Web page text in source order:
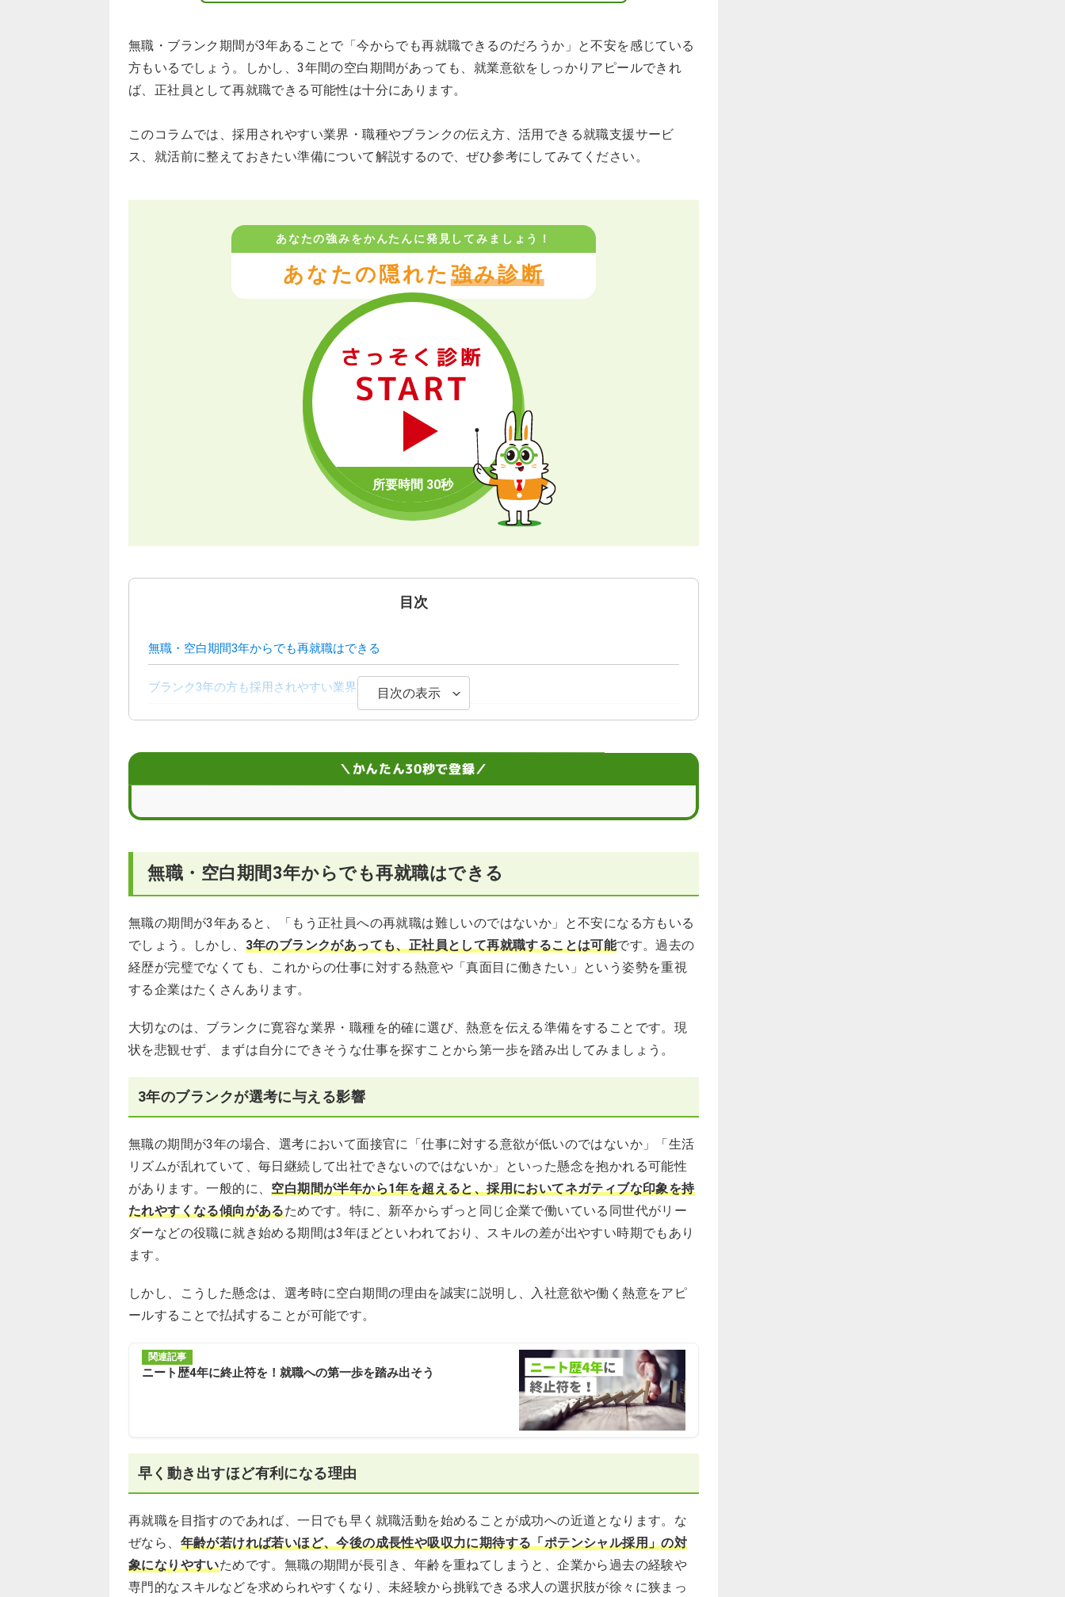
無職・ブランク期間が3年あることで「今からでも再就職できるのだろうか」と不安を感じている
方もいるでしょう。しかし、3年間の空白期間があっても、就業意欲をしっかりアピールできれ
ば、正社員として再就職できる可能性は十分にあります。
このコラムでは、採用されやすい業界・職種やブランクの伝え方、活用できる就職支援サービ
ス、就活前に整えておきたい準備について解説するので、ぜひ参考にしてみてください。
あなたの強みをかんたんに発見してみましょう！
あなたの隠れた強み診断
さっそく診断
START
目次
無職・空白期間3年からでも再就職はできる
ブランク3年の方も採用されやすい業界・職種
無職・ブランク歴3年からの再就職に関するよくある質問
目次の表示
＼かんたん30秒で登録／
無職・空白期間3年からでも再就職はできる
無職の期間が3年あると、「もう正社員への再就職は難しいのではないか」と不安になる方もいる
でしょう。しかし、 3年のブランクがあっても、正社員として再就職することは可能です。過去の
経歴が完璧でなくても、これからの仕事に対する熱意や「真面目に働きたい」という姿勢を重視
する企業はたくさんあります。
大切なのは、ブランクに寛容な業界・職種を的確に選び、熱意を伝える準備をすることです。現
状を悲観せず、まずは自分にできそうな仕事を探すことから第一歩を踏み出してみましょう。
3年のブランクが選考に与える影響
無職の期間が3年の場合、選考において面接官に「仕事に対する意欲が低いのではないか」「生活
リズムが乱れていて、毎日継続して出社できないのではないか」といった懸念を抱かれる可能性
があります。一般的に、空白期間が半年から1年を超えると、採用においてネガティブな印象を持
たれやすくなる傾向があるためです。特に、新卒からずっと同じ企業で働いている同世代がリー
ダーなどの役職に就き始める期間は3年ほどといわれており、スキルの差が出やすい時期でもあり
ます。
しかし、こうした懸念は、選考時に空白期間の理由を誠実に説明し、入社意欲や働く熱意をアピ
ールすることで払拭することが可能です。
関連記事
ニート歴4年に終止符を！就職への第一歩を踏み出そう
早く動き出すほど有利になる理由
再就職を目指すのであれば、一日でも早く就職活動を始めることが成功への近道となります。な
ぜなら、 年齢が若ければ若いほど、今後の成長性や吸収力に期待する「ポテンシャル採用」の対
象になりやすいためです。無職の期間が長引き、年齢を重ねてしまうと、企業から過去の経験や
専門的なスキルなどを求められやすくなり、未経験から挑戦できる求人の選択肢が徐々に狭まっ